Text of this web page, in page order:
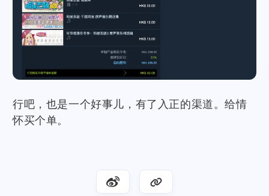
行吧，也是一个好事儿，有了入正的渠道。给情
怀买个单。